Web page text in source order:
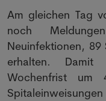
Am gleichen Tag
noch
Neuinfektionen,
erhalten.
Wochenfrist um